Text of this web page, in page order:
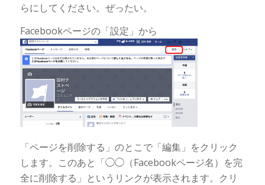
らにしてください。ぜったい。
Facebookページの「設定」から
「ページを削除する」のとこで「編集」をクリック
します。このあと「◯◯（Facebookページ名）を完
全に削除する」というリンクが表示されます。クリ